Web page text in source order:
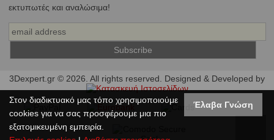
εκτυπωτές και αναλώσιμα!
3Dexpert.gr © 2026. All rights reserved. Designed & Developed by
Έλαβα Γνώση
Στον διαδικτυακό μας τόπο χρησιμοποιούμε
cookies για να σας προσφέρουμε μια πιο
εξατομικευμένη εμπειρία.